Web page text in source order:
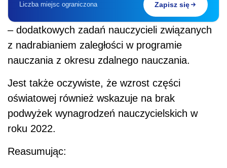
Liczba miejsc ograniczona Zapisz się
– dodatkowych zadań nauczycieli związanych
z nadrabianiem zaległości w programie
nauczania z okresu zdalnego nauczania.
Jest także oczywiste, że wzrost części
oświatowej również wskazuje na brak
podwyżek wynagrodzeń nauczycielskich w
roku 2022.
Reasumując: